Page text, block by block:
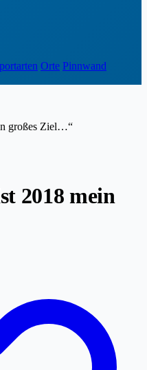
Orte Pinnwand
großes Ziel…“
2018 mein